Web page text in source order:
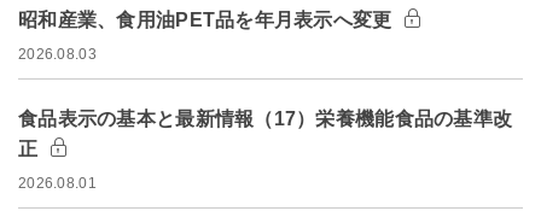
昭和産業、食用油PET品を年月表示へ変更
2026.08.03
食品表示の基本と最新情報（17）栄養機能食品の基準改
正
2026.08.01